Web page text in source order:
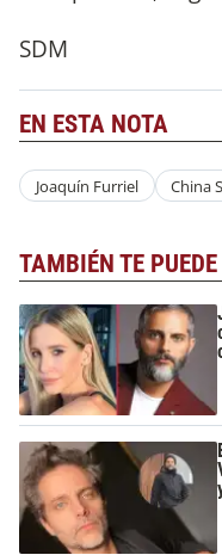
SDM
EN ESTA NOTA
Joaquín Furriel China
TAMBIÉN TE